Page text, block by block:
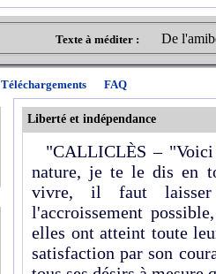
Texte à méditer : De
Téléchargements FAQ
Liberté et indépendance
"CALLICLÈS –
nature, je te le dis en
vivre, il faut laisser
l'accroissement
elles ont atteint toute
satisfaction par son